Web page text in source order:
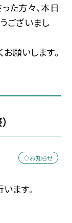
た方々、本日
ございまし
願いします。
◇お知らせ
ます。